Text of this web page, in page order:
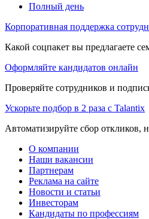
Полный день
Корпоративная поддержка
Какой соцпакет вы предлагаете
Оформляйте кандидатов онлайн
Проверяйте сотрудников и
Ускорьте подбор в 2 раза с Talantix
Автоматизируйте сбор откликов,
О компании
Наши вакансии
Партнерам
Реклама на сайте
Новости и статьи
Инвесторам
Кандидаты по профессиям